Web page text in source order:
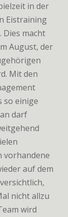
in der
Eistraining
macht
August, der
Mit den
so einige
darf
vorhandene
auf dem
nicht allzu
wird